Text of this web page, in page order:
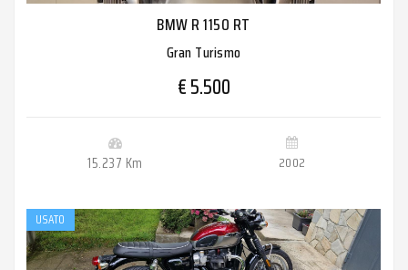
BMW R 1150 RT
Gran Turismo
€ 5.500
15.237 Km 2002
USATO